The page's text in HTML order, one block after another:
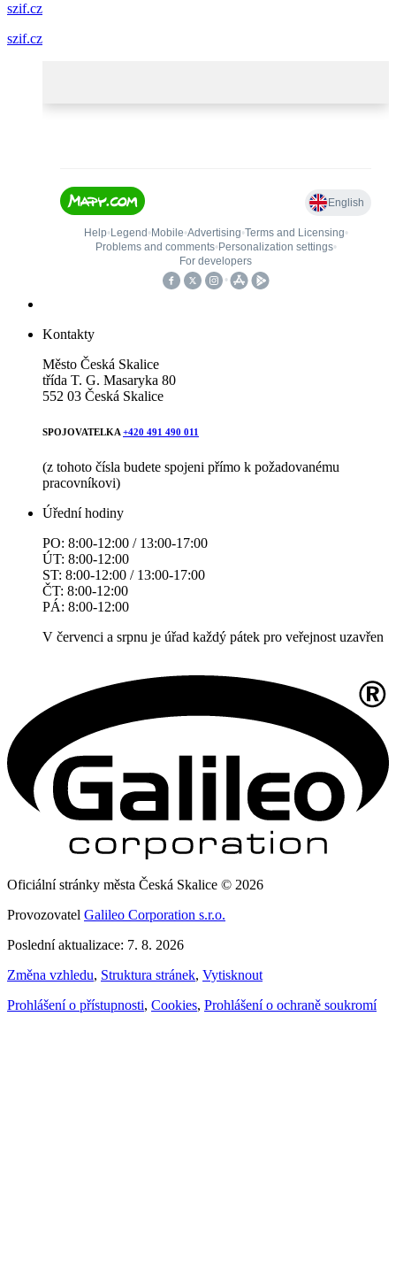
szif.cz
szif.cz
Kontakty
Město Česká Skalice
třída T. G. Masaryka 80
552 03 Česká Skalice
SPOJOVATELKA +420 491 490 011
(z tohoto čísla budete spojeni přímo k požadovanému
pracovníkovi)
Úřední hodiny
PO: 8:00-12:00 / 13:00-17:00
ÚT: 8:00-12:00
ST: 8:00-12:00 / 13:00-17:00
ČT: 8:00-12:00
PÁ: 8:00-12:00
V červenci a srpnu je úřad každý pátek pro veřejnost uzavřen
Oficiální stránky města Česká Skalice © 2026
Provozovatel Galileo Corporation s.r.o.
Poslední aktualizace: 7. 8. 2026
Změna vzhledu, Struktura stránek, Vytisknout
Prohlášení o přístupnosti, Cookies, Prohlášení o ochraně soukromí